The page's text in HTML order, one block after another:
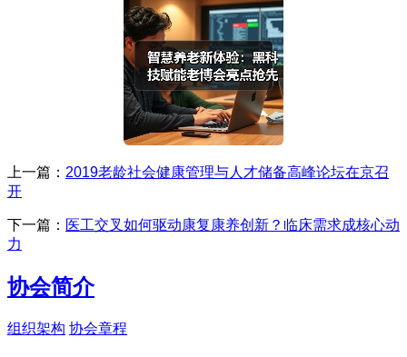
上一篇： 2019老龄社会健康管理与人才储备高峰论坛在京召
开
下一篇： 医工交叉如何驱动康复康养创新？临床需求成核心动
力
协会简介
组织架构 协会章程